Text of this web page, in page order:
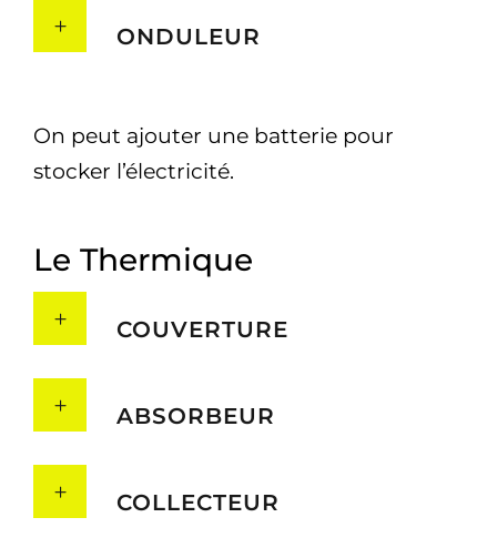
ONDULEUR
On peut ajouter une batterie pour
stocker l’électricité.
Le Thermique
COUVERTURE
ABSORBEUR
COLLECTEUR